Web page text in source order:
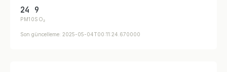
24
PM10
9
SO₂
Son güncelleme: 2025-05-04T00:11:24.670000